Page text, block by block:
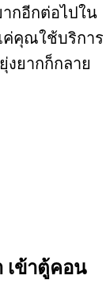
กอีกต่อไปใน
ค่คุณใช้บริการ
งยากก็กลาย
เข้าตู้คอน